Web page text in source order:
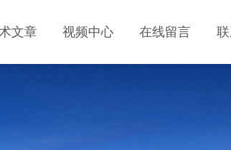
文章 视频中心 在线留言